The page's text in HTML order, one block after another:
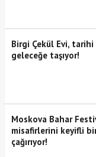
Birgi Çekül Evi,
geleceğe taşıyor!
Moskova Bahar
misafirlerini keyifli
çağırıyor!